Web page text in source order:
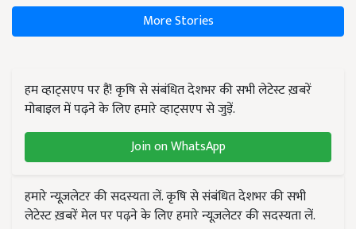
More Stories
हम व्हाट्सएप पर हैं! कृषि से संबंधित देशभर की सभी लेटेस्ट ख़बरें
मोबाइल में पढ़ने के लिए हमारे व्हाट्सएप से जुड़ें.
Join on WhatsApp
हमारे न्यूज़लेटर की सदस्यता लें. कृषि से संबंधित देशभर की सभी
लेटेस्ट ख़बरें मेल पर पढ़ने के लिए हमारे न्यूज़लेटर की सदस्यता लें.